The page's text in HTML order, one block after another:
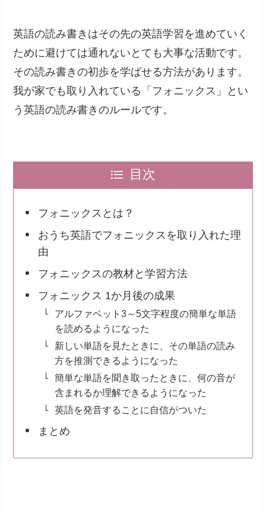
英語の読み書きはその先の英語学習を進めていく
ために避けては通れないとても大事な活動です。
その読み書きの初歩を学ばせる方法があります。
我が家でも取り入れている「フォニックス」とい
う英語の読み書きのルールです。
目次
フォニックスとは？
おうち英語でフォニックスを取り入れた理
由
フォニックスの教材と学習方法
フォニックス 1か月後の成果
アルファベット3～5文字程度の簡単な単語
を読めるようになった
新しい単語を見たときに、その単語の読み
方を推測できるようになった
簡単な単語を聞き取ったときに、何の音が
含まれるか理解できるようになった
英語を発音することに自信がついた
まとめ